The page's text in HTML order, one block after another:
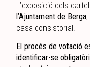
L’exposició dels
l’Ajuntament de Berga
casa consistorial.
El procés de votació
identificar-se